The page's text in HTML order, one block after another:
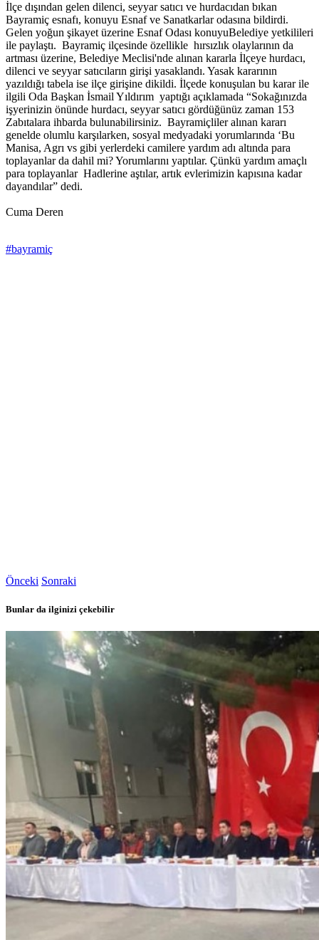
İlçe dışından gelen dilenci, seyyar satıcı ve hurdacıdan bıkan
Bayramiç esnafı, konuyu Esnaf ve Sanatkarlar odasına bildirdi.
Gelen yoğun şikayet üzerine Esnaf Odası konuyuBelediye yetkilileri
ile paylaştı. Bayramiç ilçesinde özellikle hırsızlık olaylarının da
artması üzerine, Belediye Meclisi'nde alınan kararla İlçeye hurdacı,
dilenci ve seyyar satıcıların girişi yasaklandı. Yasak kararının
yazıldığı tabela ise ilçe girişine dikildi. İlçede konuşulan bu karar ile
ilgili Oda Başkan İsmail Yıldırım yaptığı açıklamada “Sokağınızda
işyerinizin önünde hurdacı, seyyar satıcı gördüğünüz zaman 153
Zabıtalara ihbarda bulunabilirsiniz. Bayramiçliler alınan kararı
genelde olumlu karşılarken, sosyal medyadaki yorumlarında ‘Bu
Manisa, Agrı vs gibi yerlerdeki camilere yardım adı altında para
toplayanlar da dahil mi? Yorumlarını yaptılar. Çünkü yardım amaçlı
para toplayanlar Hadlerine aştılar, artık evlerimizin kapısına kadar
dayandılar” dedi.
Cuma Deren
#bayramiç
Önceki Sonraki
Bunlar da ilginizi çekebilir